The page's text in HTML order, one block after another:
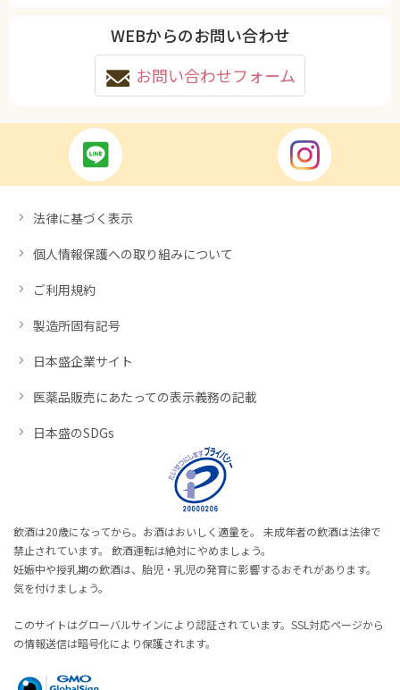
WEBからのお問い合わせ
お問い合わせフォーム
法律に基づく表示
個人情報保護への取り組みについて
ご利用規約
製造所固有記号
日本盛企業サイト
医薬品販売にあたっての表示義務の記載
日本盛のSDGs
飲酒は20歳になってから。お酒はおいしく適量を。 未成年者の飲酒は法律で
禁止されています。 飲酒運転は絶対にやめましょう。
妊娠中や授乳期の飲酒は、胎児・乳児の発育に影響するおそれがあります。
気を付けましょう。
このサイトはグローバルサインにより認証されています。SSL対応ページから
の情報送信は暗号化により保護されます。